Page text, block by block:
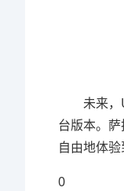
未来，
台版本。
自由地体
0